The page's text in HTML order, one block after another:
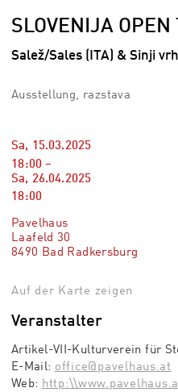
SLOVENIJA OPEN
Salež/Sales (ITA) & Sinji
Ausstellung, razstava
Sa, 15.03.2025
18:00 –
Sa, 26.04.2025
18:00
Pavelhaus
Laafeld 30
8490 Bad Radkersburg
Auf der Karte zeigen
Veranstalter
Artikel-VII-Kulturverein für
E-Mail: office@pavelhaus.at
Web: